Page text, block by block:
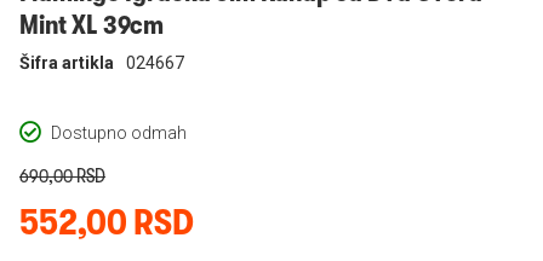
Mint XL 39cm
Dostupno odmah
Šifra artikla 024667
552,00 RSD
690,00 RSD